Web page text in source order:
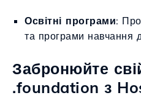
Освітні програми:
та програми навчання
Забронюйте
.foundation з